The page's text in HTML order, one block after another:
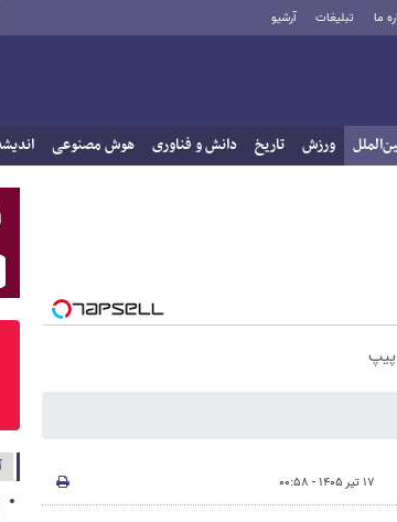
ما تبلیغات آرشیو
ورزش تاریخ دانش و فناوری هوش مصنوعی
۱۷ تیر ۱۴۰۵ - ۰۰:۵۸